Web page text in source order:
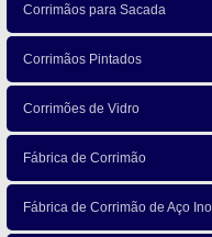
Corrimãos para Sacada
Corrimãos Pintados
Corrimões de Vidro
Fábrica de Corrimão
Fábrica de Corrimão de Aço